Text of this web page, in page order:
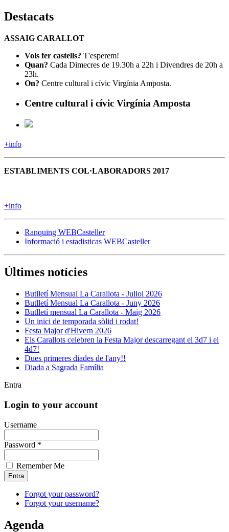
Destacats
ASSAIG CARALLOT
Vols fer castells? T'esperem!
Quan? Cada Dimecres de 19.30h a 22h i Divendres de 20h a
23h.
On? Centre cultural i cívic Virgínia Amposta.
Centre cultural i cívic Virgínia Amposta
+info
ESTABLIMENTS COL·LABORADORS 2017
+info
Ranquing WEBCasteller
Informació i estadisticas WEBCasteller
Últimes notícies
Butlletí Mensual La Carallota - Juliol 2026
Butlletí Mensual La Carallota - Juny 2026
Butlletí mensual La Carallota - Maig 2026
Un inici de temporada sòlid i rodat!
Festa Major d'Hivern 2026
Els Carallots celebren la Festa Major descarregant el 3d7 i el
4d7!
Dues primeres diades de l'any!!
Diada a Sagrada Família
Entra
Login to your account
Username
Password *
Remember Me
Forgot your password?
Forgot your username?
Agenda